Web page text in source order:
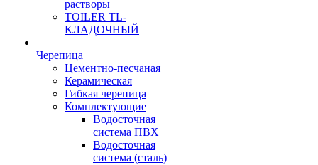
растворы
TOILER TL-
КЛАДОЧНЫЙ
Черепица
Цементно-песчаная
Керамическая
Гибкая черепица
Комплектующие
Водосточная
система ПВХ
Водосточная
система (сталь)